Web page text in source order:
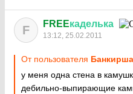
F FREEкаделька
13:12, 25.02.2011
От пользователя
у меня одна стена в
дебильно-выпирающие